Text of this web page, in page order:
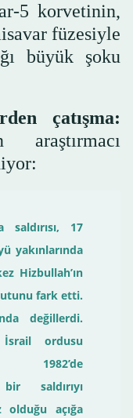
5 korvetinin,
füzesiyle
büyük şoku
çatışma:
araştırmacı
17
yakınlarında
Hizbullah’ın
fark etti.
değillerdi.
ordusu
1982’de
saldırıyı
olduğu açığa